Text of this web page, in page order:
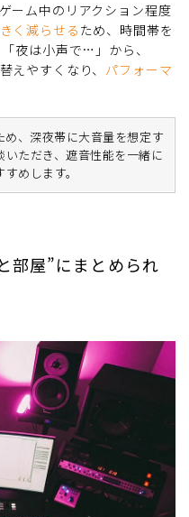
ーム中のリアクション程度
く減らせる ため、時間帯を
夜は小声で…」から、
えやすくなり、 パフォーマ
、深夜帯に大音量を想定す
ただき、遮音性能を一緒に
めします。
部屋”にまとめられ